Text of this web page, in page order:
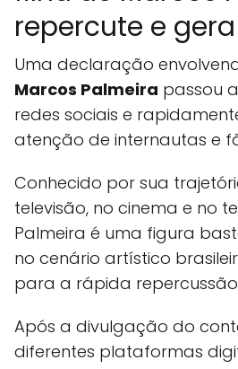
repercute e
Uma declaração
Marcos Palmeira passou
redes sociais e
atenção de internautas e
Conhecido por sua
televisão, no cinema e no
Palmeira é uma figura
no cenário artístico
para a rápida
Após a divulgação do
diferentes plataformas